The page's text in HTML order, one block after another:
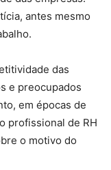
antes mesmo
das
e preocupados
em épocas de
profissional de RH
o motivo do